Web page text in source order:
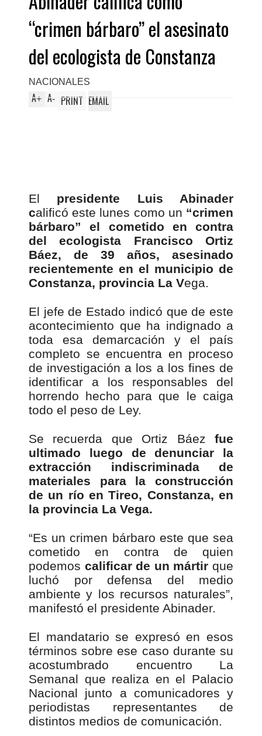
“crimen bárbaro” el asesinato
del ecologista de Constanza
NACIONALES
A+ A- PRINT EMAIL
El presidente Luis Abinader
calificó este lunes como un “crimen
bárbaro” el cometido en contra
del ecologista Francisco Ortiz
Báez, de 39 años, asesinado
recientemente en el municipio de
Constanza, provincia La Vega.
El jefe de Estado indicó que de este
acontecimiento que ha indignado a
toda esa demarcación y el país
completo se encuentra en proceso
de investigación a los a los fines de
identificar a los responsables del
horrendo hecho para que le caiga
todo el peso de Ley.
Se recuerda que Ortiz Báez fue
ultimado luego de denunciar la
extracción indiscriminada de
materiales para la construcción
de un río en Tireo, Constanza, en
la provincia La Vega.
“Es un crimen bárbaro este que sea
cometido en contra de quien
podemos calificar de un mártir que
luchó por defensa del medio
ambiente y los recursos naturales”,
manifestó el presidente Abinader.
El mandatario se expresó en esos
términos sobre ese caso durante su
acostumbrado encuentro La
Semanal que realiza en el Palacio
Nacional junto a comunicadores y
periodistas representantes de
distintos medios de comunicación.